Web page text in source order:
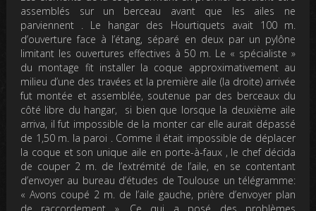
assemblés sur un berceau avant que les ailes ne
parviennent . Le hangar des Hourtiquets avait 100 m.
d’ouverture face à l’étang, séparé en deux par un pylône
limitant les ouvertures effectives à 50 m. Le « spécialiste »
du montage fit installer la coque approximativement au
milieu d’une des travées et la première aile (la droite) arrivée
fut montée et assemblée, soutenue par des berceaux du
côté libre du hangar, si bien que lorsque la deuxième aile
arriva, il fut impossible de la monter car elle aurait dépassé
de 1,50 m. la paroi . Comme il était impossible de déplacer
la coque et son unique aile en porte-à-faux , le chef décida
de couper 2 m. de l’extrémité de l’aile, en se contentant
d’envoyer au bureau d’études de Toulouse un télégramme:
« Avons coupé 2 m. de l’aile gauche, prière d’envoyer plan